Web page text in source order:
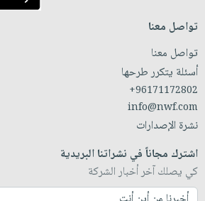
تواصل معنا
تواصل معنا
أسئلة يتكرر طرحها
+96171172802
info@nwf.com
نشرة الإصدارات
اشترك مجاناً في نشراتنا البريدية
كي يصلك آخر أخبار الشركة